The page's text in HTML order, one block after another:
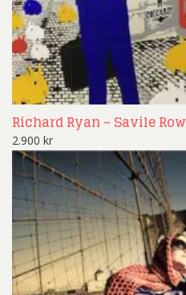
Richard Ryan – Savile Row
2.900 kr